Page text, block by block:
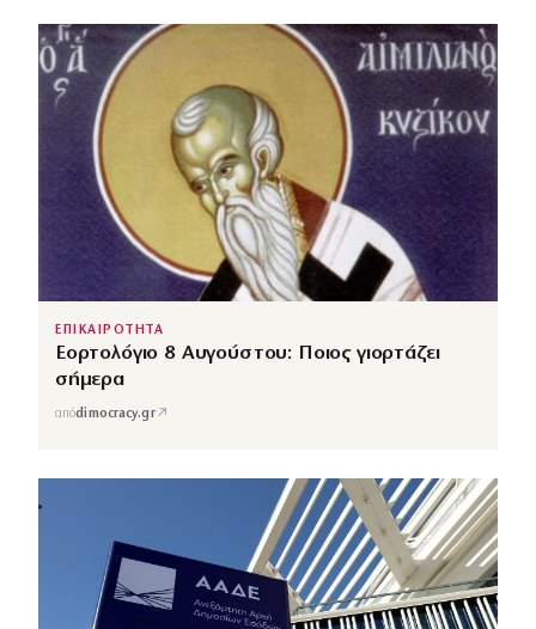
ΕΠΙΚΑΙΡΟΤΗΤΑ
Εορτολόγιο 8 Αυγούστου: Ποιος γιορτάζει
σήμερα
απόdimocracy.gr↗